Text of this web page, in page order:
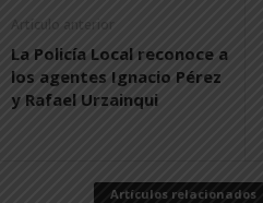
Artículo anterior
La Policía Local reconoce a
los agentes Ignacio Pérez
y Rafael Urzainqui
Artículos relacionados